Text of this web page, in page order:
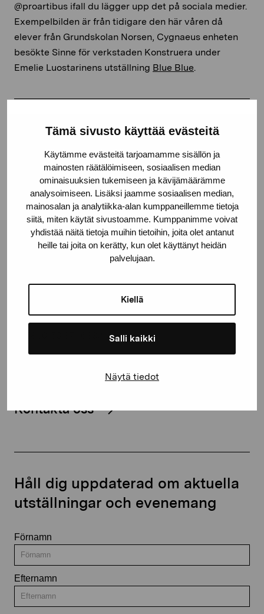
Tämä sivusto käyttää evästeitä
Käytämme evästeitä tarjoamamme sisällön ja
mainosten räätälöimiseen, sosiaalisen median
ominaisuuksien tukemiseen ja kävijämäärämme
analysoimiseen. Lisäksi jaamme sosiaalisen median,
mainosalan ja analytiikka-alan kumppaneillemme tietoja
siitä, miten käytät sivustoamme. Kumppanimme voivat
yhdistää näitä tietoja muihin tietoihin, joita olet antanut
heille tai joita on kerätty, kun olet käyttänyt heidän
palvelujaan.
Kiellä
Salli kaikki
Näytä tiedot
Facebook
Linkedin
@proartibus ifall du lägger upp det på sociala medier.
Exempelbilden är från tidigare den här våren då
elever från Grundskolan Norsen, Cygnaeus enheten
besökte Sinne för verkstaden Konstruera under
Emelie Luostarinens utställning Blue Blue.
Stiftelsen Pro Artibus
proartibus@proartibus.fi
Kontakta oss
Håll dig uppdaterad om aktuella
utställningar och evenemang
Förnamn
Efternamn